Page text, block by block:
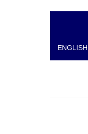
ENGLISH